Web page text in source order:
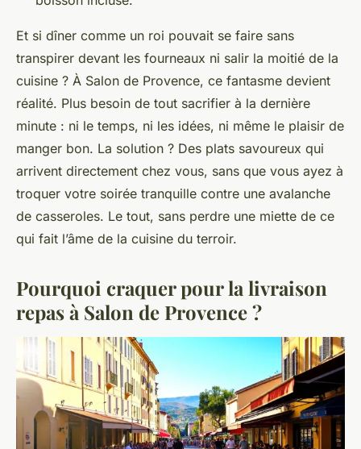
Et si dîner comme un roi pouvait se faire sans
transpirer devant les fourneaux ni salir la moitié de la
cuisine ? À Salon de Provence, ce fantasme devient
réalité. Plus besoin de tout sacrifier à la dernière
minute : ni le temps, ni les idées, ni même le plaisir de
manger bon. La solution ? Des plats savoureux qui
arrivent directement chez vous, sans que vous ayez à
troquer votre soirée tranquille contre une avalanche
de casseroles. Le tout, sans perdre une miette de ce
qui fait l’âme de la cuisine du terroir.
Pourquoi craquer pour la livraison
repas à Salon de Provence ?